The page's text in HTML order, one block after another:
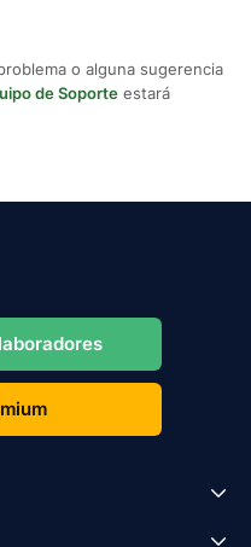
o alguna sugerencia
de Soporte estará